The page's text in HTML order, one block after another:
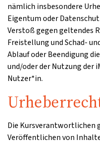
nämlich insbesondere
Eigentum oder
Verstoß gegen geltendes
Freistellung und Schad-
Ablauf oder Beendigung
und/oder der Nutzung der
Nutzer*in.
Die Kursverantwortlichen
Veröffentlichen von